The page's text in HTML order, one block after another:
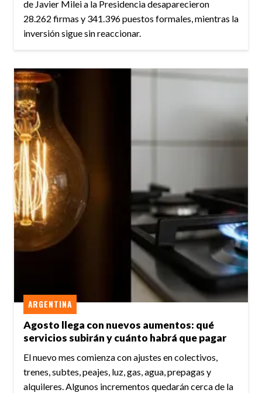
de Javier Milei a la Presidencia desaparecieron
28.262 firmas y 341.396 puestos formales, mientras la
inversión sigue sin reaccionar.
Agosto llega con nuevos aumentos: qué
servicios subirán y cuánto habrá que pagar
ARGENTINA
El nuevo mes comienza con ajustes en colectivos,
trenes, subtes, peajes, luz, gas, agua, prepagas y
alquileres. Algunos incrementos quedarán cerca de la